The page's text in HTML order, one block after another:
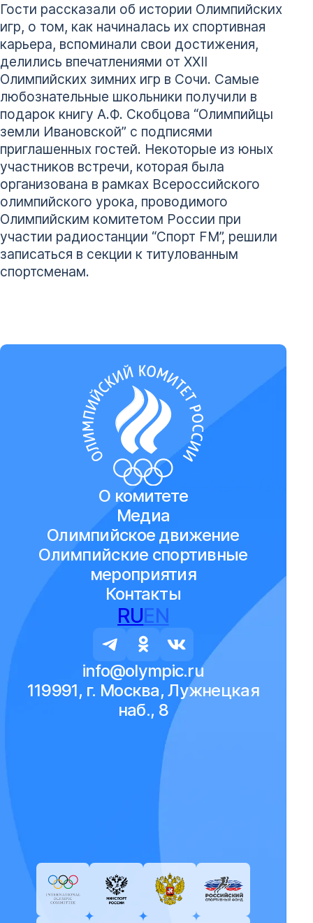
Гости рассказали об истории Олимпийских
игр, о том, как начиналась их спортивная
карьера, вспоминали свои достижения,
делились впечатлениями от XXII
Олимпийских зимних игр в Сочи. Самые
любознательные школьники получили в
подарок книгу А.Ф. Скобцова “Олимпийцы
земли Ивановской” с подписями
приглашенных гостей. Некоторые из юных
участников встречи, которая была
организована в рамках Всероссийского
олимпийского урока, проводимого
Олимпийским комитетом России при
участии радиостанции “Спорт FM”, решили
записаться в секции к титулованным
спортсменам.
О комитете
Медиа
Олимпийское движение
Олимпийские спортивные
мероприятия
Контакты
RUEN
info@olympic.ru
119991, г. Москва, Лужнецкая
наб., 8